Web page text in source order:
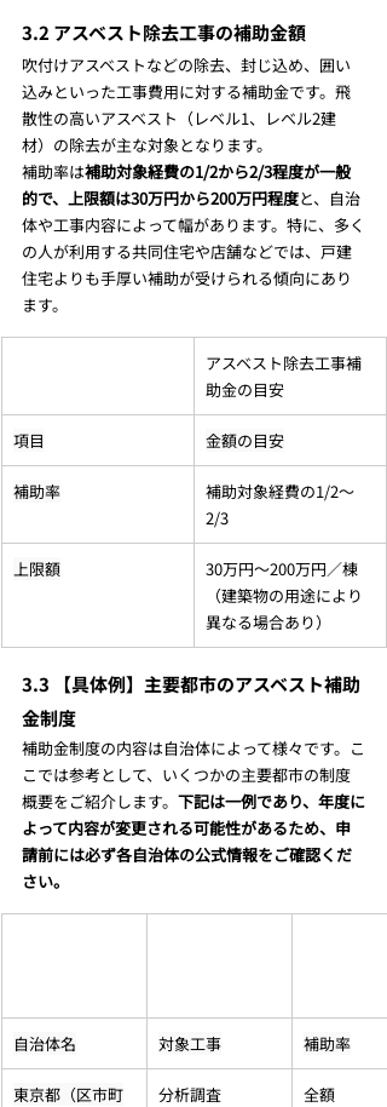
3.2 アスベスト除去工事の補助金額
吹付けアスベストなどの除去、封じ込め、囲い
込みといった工事費用に対する補助金です。飛
散性の高いアスベスト（レベル1、レベル2建
材）の除去が主な対象となります。
補助率は補助対象経費の1/2から2/3程度が一般
的で、上限額は30万円から200万円程度と、自治
体や工事内容によって幅があります。特に、多く
の人が利用する共同住宅や店舗などでは、戸建
住宅よりも手厚い補助が受けられる傾向にあり
ます。
アスベスト除去工事補
助金の目安
項目 金額の目安
補助率
補助対象経費の1/2～
2/3
上限額
30万円～200万円／棟
（建築物の用途により
異なる場合あり）
3.3 【具体例】主要都市のアスベスト補助
金制度
補助金制度の内容は自治体によって様々です。こ
こでは参考として、いくつかの主要都市の制度
概要をご紹介します。 下記は一例であり、年度に
よって内容が変更される可能性があるため、申
請前には必ず各自治体の公式情報をご確認くだ
さい。
自治体名 対象工事 補助率
東京都（区市町
分析調査 全額